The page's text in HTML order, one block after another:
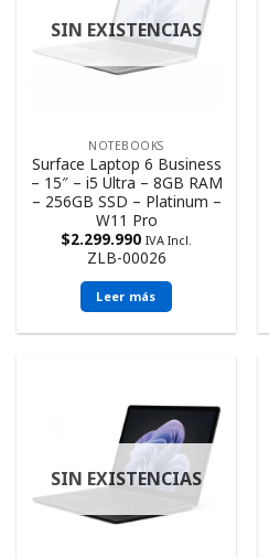
SIN EXISTENCIAS
NOTEBOOKS
Surface Laptop 6 Business
– 15″ – i5 Ultra – 8GB RAM
– 256GB SSD – Platinum –
W11 Pro
$2.299.990 IVA Incl.
ZLB-00026
Leer más
SIN EXISTENCIAS